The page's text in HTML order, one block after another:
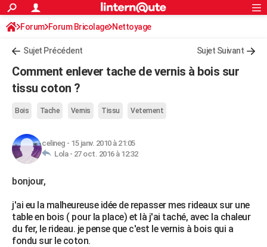
ACTUALITÉS
Politique
Société
Faits Divers
Education
Monde
Villes
+
Programme TV
TNTStreaming
Cinéma
Sorties cinéma
Musique
+FINANCE
Retraite
Impôts
Epargne
Immobilier
Risques naturels par ville
Banque
Assurance
Crédit
AUTO
Essais
Réserver un essai
Citadines
Berlines
SUV
Forum auto
HIGH-TECH
Mobiles
Meilleur smartphone
Internet
Ordinateurs
Jeux vidéo
Guide high-tech
+BRICOLAGE
Forum
Aménagement intérieur
Extérieur
Cuisine
Salle de bains
Jardinage
Rangement
WEEK-END
Guides de France
Escapades
Patrimoine
Expositions
Musées
Week-end nature
+
LIFESTYLE
Art de vivre
Bien-être
Loisirs
Mode
Modes de vie
SANTE
S'inscrire
Connexion
Forum Forum Bricolage Nettoyage
Sujet Précédent Sujet Suivant
Comment enlever tache de vernis à bois sur
tissu coton ?
Bois Tache Vernis Tissu Vetement
celineg - 15 janv. 2010 à 21:05
Lola - 27 oct. 2016 à 12:32
bonjour,
j'ai eu la malheureuse idée de repasser mes rideaux sur une
table en bois ( pour la place) et là j'ai taché, avec la chaleur
du fer, le rideau. je pense que c'est le vernis à bois qui a
fondu sur le coton.